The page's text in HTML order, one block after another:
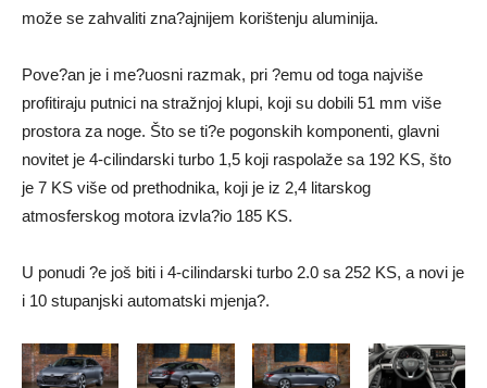
može se zahvaliti zna?ajnijem korištenju aluminija.
Pove?an je i me?uosni razmak, pri ?emu od toga najviše
profitiraju putnici na stražnjoj klupi, koji su dobili 51 mm više
prostora za noge. Što se ti?e pogonskih komponenti, glavni
novitet je 4-cilindarski turbo 1,5 koji raspolaže sa 192 KS, što
je 7 KS više od prethodnika, koji je iz 2,4 litarskog
atmosferskog motora izvla?io 185 KS.
U ponudi ?e još biti i 4-cilindarski turbo 2.0 sa 252 KS, a novi je
i 10 stupanjski automatski mjenja?.